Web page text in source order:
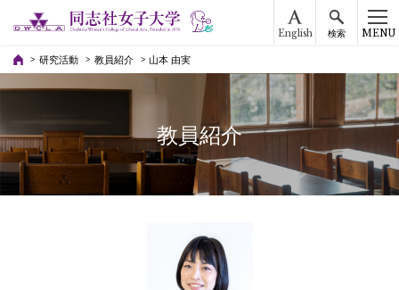
English 検索 MENU
研究活動 教員紹介 山本 由実
教員紹介